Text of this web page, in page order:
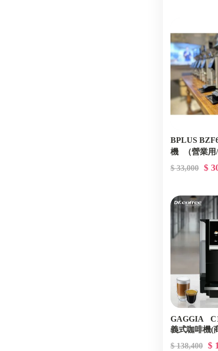
BPLUS
機 （營業用
直購方案)
$ 33,000 $
GAGGIA
義式咖啡機(
豆方案 ( 低
$ 138,400 $